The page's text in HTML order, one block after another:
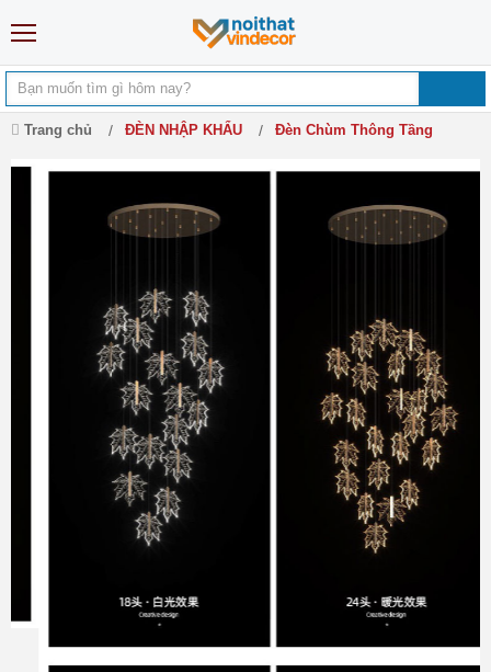
Trang chủ ĐÈN NHẬP KHẨU Đèn Chùm Thông Tầng